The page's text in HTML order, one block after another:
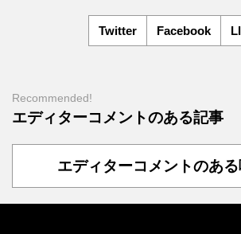
Twitter Facebook
Recommended!
エディターコメントのある記事
エディターコメントのある